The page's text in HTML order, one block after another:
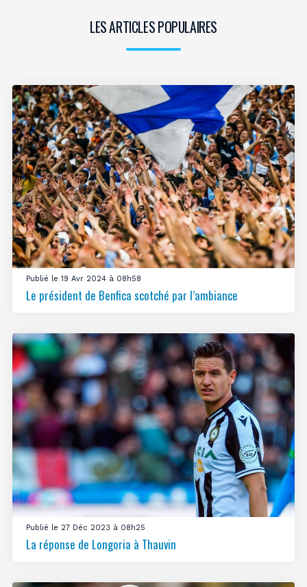
LES ARTICLES POPULAIRES
Publié le 19 Avr 2024 à 08h58
Le président de Benfica scotché par l’ambiance
Publié le 27 Déc 2023 à 08h25
La réponse de Longoria à Thauvin